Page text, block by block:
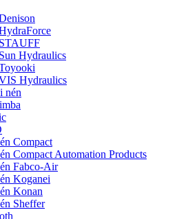
Hydraulics
Hydraulics
nén
Compact
Compact Automation Products
Fabco-Air
Koganei
Konan
Sheffer